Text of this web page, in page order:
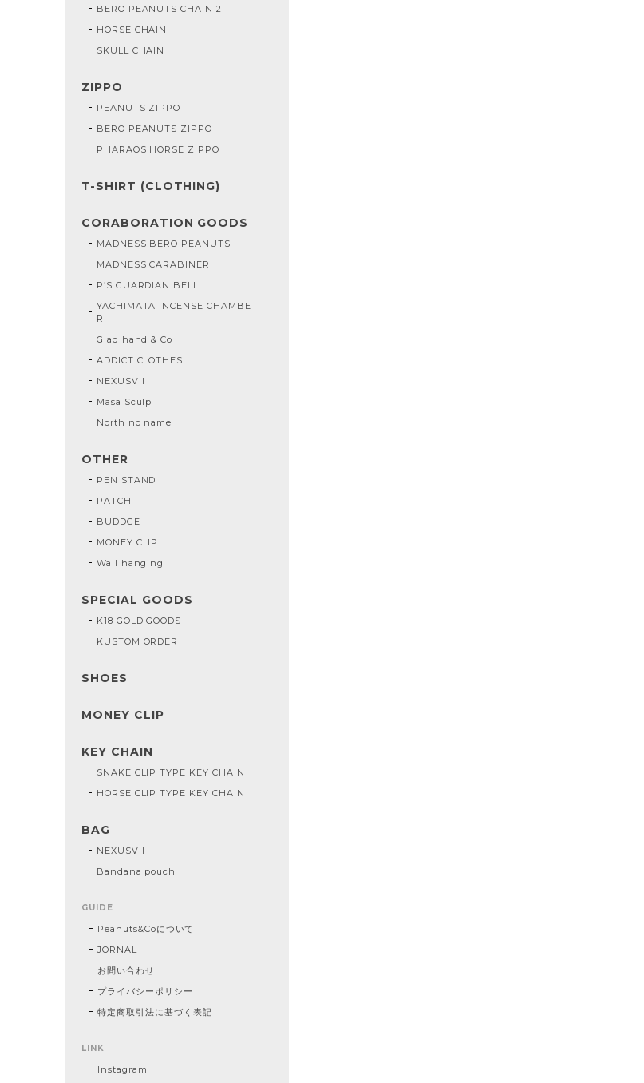
BERO PEANUTS CHAIN 2
HORSE CHAIN
SKULL CHAIN
ZIPPO
PEANUTS ZIPPO
BERO PEANUTS ZIPPO
PHARAOS HORSE ZIPPO
T-SHIRT (CLOTHING)
CORABORATION GOODS
MADNESS BERO PEANUTS
MADNESS CARABINER
P’S GUARDIAN BELL
YACHIMATA INCENSE CHAMBE
R
Glad hand & Co
ADDICT CLOTHES
NEXUSVII
Masa Sculp
North no name
OTHER
PEN STAND
PATCH
BUDDGE
MONEY CLIP
Wall hanging
SPECIAL GOODS
K18 GOLD GOODS
KUSTOM ORDER
SHOES
MONEY CLIP
KEY CHAIN
SNAKE CLIP TYPE KEY CHAIN
HORSE CLIP TYPE KEY CHAIN
BAG
NEXUSVII
Bandana pouch
GUIDE
Peanuts&Coについて
JORNAL
お問い合わせ
プライバシーポリシー
特定商取引法に基づく表記
LINK
Instagram